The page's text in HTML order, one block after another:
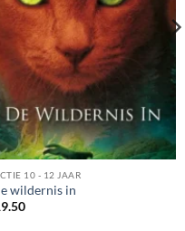
10 - 12 JAAR
wildernis in